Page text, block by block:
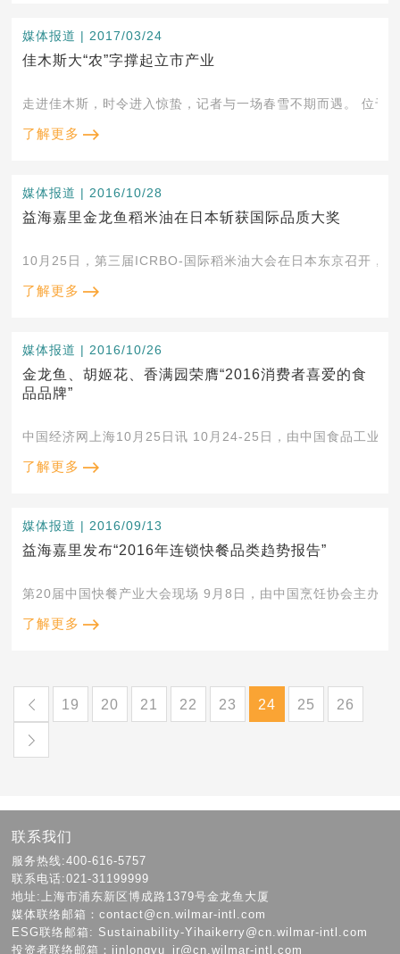
媒体报道 | 2017/03/24
佳木斯大“农”字撑起立市产业
走进佳木
了解更多
媒体报道 | 2016/10/28
益海嘉里金龙鱼稻米油在日本斩获国际品质大奖
10月25日，第三届ICRBO-国际稻米油大会在日本东京召开，
了解更多
媒体报道 | 2016/10/26
金龙鱼、胡姬花、香满园荣膺“2016消费者喜爱的食
品品牌”
中国经济网上海10月25日讯 10月24-25日，由中国食品工业
了解更多
媒体报道 | 2016/09/13
益海嘉里发布“2016年连锁快餐品类趋势报告”
第20届中国快餐产业大会现场 9月8日
了解更多
19 20 21 22 23 24 25 26
联系我们
服务热线:400-616-5757
联系电话:021-31199999
地址:上海市浦东新区博成路1379号金龙鱼大厦
媒体联络邮箱：contact@cn.wilmar-intl.com
ESG联络邮箱: Sustainability-Yihaikerry@cn.wilmar-intl.com
投资者联络邮箱：jinlongyu_ir@cn.wilmar-intl.com